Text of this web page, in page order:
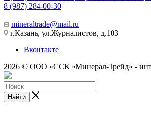
8 (987) 284-00-30
mineraltrade@mail.ru
г.Казань, ул.Журналистов, д.103
Вконтакте
2026 © ООО «ССК «Минерал-Трейд» -
Найти